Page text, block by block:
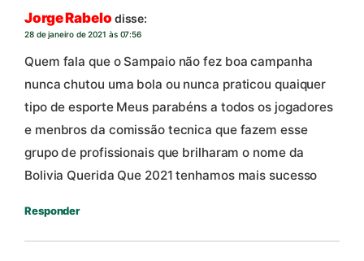
Jorge Rabelo disse:
28 de janeiro de 2021 às 07:56
Quem fala que o Sampaio não fez boa campanha
nunca chutou uma bola ou nunca praticou quaiquer
tipo de esporte Meus parabéns a todos os jogadores
e menbros da comissão tecnica que fazem esse
grupo de profissionais que brilharam o nome da
Bolivia Querida Que 2021 tenhamos mais sucesso
Responder